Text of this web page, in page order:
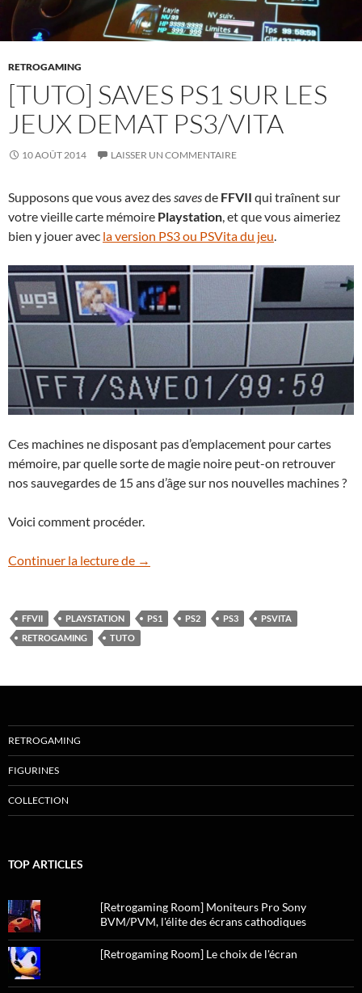
RETROGAMING
[TUTO] SAVES PS1 SUR LES
JEUX DEMAT PS3/VITA
10 AOÛT 2014 LAISSER UN COMMENTAIRE
Supposons que vous avez dessavesde FFVII qui traînent sur
votre vieille carte mémoire Playstation, et que vous aimeriez
bien y jouer avec la version PS3 ou PSVita du jeu.
Ces machines ne disposant pas d’emplacement pour cartes
mémoire, par quelle sorte de magie noire peut-on retrouver
nos sauvegardes de 15 ans d’âge sur nos nouvelles machines ?
Voici comment procéder.
Continuer la lecture de [Tuto] Saves PS1 sur les jeux demat
→
FFVII PLAYSTATION PS1 PS2 PS3
PSVITA
RETROGAMING
TUTO
RETROGAMING
FIGURINES
COLLECTION
TOP ARTICLES
[Retrogaming Room] Moniteurs Pro Sony
BVM/PVM, l'élite des écrans cathodiques
[Retrogaming Room] Le choix de l'écran